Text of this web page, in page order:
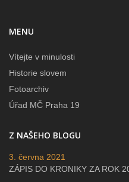
MENU
Vítejte v minulosti
Historie slovem
Fotoarchiv
Úřad MČ Praha 19
Z NAŠEHO BLOGU
ZÁPIS DO KRONIKY ZA ROK
3. června 2021